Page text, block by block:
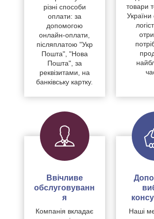
різні способи
оплати: за
допомогою
онлайн-оплати,
післяплатою "Укр
Пошта", "Нова
Пошта", за
реквізитами, на
банківську картку.
товари
Ввічливе
обслуговуванн
я
Компанія вкладає
Наші